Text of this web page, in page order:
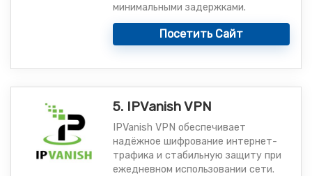
минимальными задержками.
Посетить Сайт
5. IPVanish VPN
IPVanish VPN обеспечивает
надёжное шифрование интернет-
трафика и стабильную защиту при
ежедневном использовании сети.